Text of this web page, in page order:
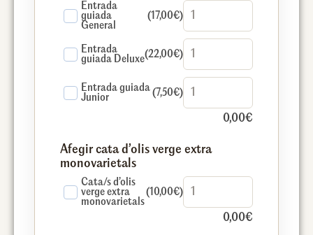
Entrada
guiada
General
(17,00€)
Entrada
guiada Deluxe(22,00€)
Entrada guiada
Junior
(7,50€)
0,00€
Afegir cata d’olis verge extra
monovarietals
Cata/s d’olis
verge extra
monovarietals
(10,00€)
0,00€